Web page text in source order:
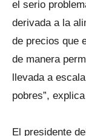
el serio
derivada a la
de precios que
de manera
llevada a
pobres”,
El presidente